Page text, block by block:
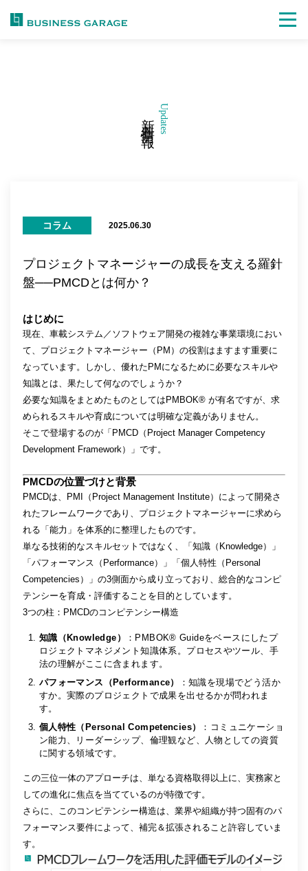
Updates
新着情報
コラム 2025.06.30
プロジェクトマネージャーの成長を支える羅針
盤──PMCDとは何か？
はじめに
現在、車載システム／ソフトウェア開発の複雑な事業環境におい
て、プロジェクトマネージャー（PM）の役割はますます重要に
なっています。しかし、優れたPMになるために必要なスキルや
知識とは、果たして何なのでしょうか？
必要な知識をまとめたものとしてはPMBOK® が有名ですが、求
められるスキルや育成については明確な定義がありません。
そこで登場するのが「PMCD（Project Manager Competency
Development Framework）」です。
PMCDの位置づけと背景
PMCDは、PMI（Project Management Institute）によって開発さ
れたフレームワークであり、プロジェクトマネージャーに求めら
れる「能力」を体系的に整理したものです。
単なる技術的なスキルセットではなく、「知識（Knowledge）」
「パフォーマンス（Performance）」「個人特性（Personal
Competencies）」の3側面から成り立っており、総合的なコンピ
テンシーを育成・評価することを目的としています。
3つの柱：PMCDのコンピテンシー構造
知識（Knowledge）
：PMBOK® Guideをベースにしたプ
ロジェクトマネジメント知識体系。プロセスやツール、手
法の理解がここに含まれます。
パフォーマンス（Performance）
：知識を現場でどう活か
すか。実際のプロジェクトで成果を出せるかが問われま
す。
個人特性（Personal Competencies）
：コミュニケーショ
ン能力、リーダーシップ、倫理観など、人物としての資質
に関する領域です。
この三位一体のアプローチは、単なる資格取得以上に、実務家と
しての進化に焦点を当てているのが特徴です。
さらに、このコンピテンシー構造は、業界や組織が持つ固有のパ
フォーマンス要件によって、補完＆拡張されること許容していま
す。